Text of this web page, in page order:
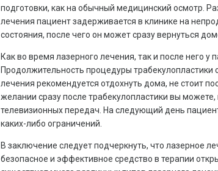
подготовки, как на обычный медицинский осмотр.
лечения пациент задерживается в клинике на
состояния, после чего он может сразу вернуться
Как во время лазерного лечения, так и после него у
Продолжительность процедуры трабекулопластики
лечения рекомендуется отдохнуть дома, не стоит
желании сразу после трабекулопластики вы
телевизионных передач. На следующий день
каких-либо ограничений.
В заключение следует подчеркнуть, что лазерное
безопасное и эффективное средство в терапии